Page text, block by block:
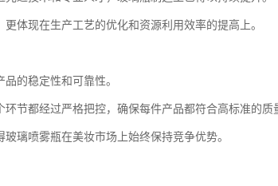
体现在生产工艺的优化和资源利用效率的提高上。
的稳定性和可靠性。
环节都经过严格把控，确保每件产品都符合高标准的质
璃喷雾瓶在美妆市场上始终保持竞争优势。